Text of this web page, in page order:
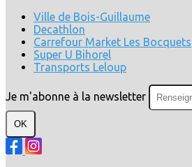
Ville de Bois-Guillaume
Decathlon
Carrefour Market Les Bocquets
Super U Bihorel
Transports Leloup
Je m'abonne à la newsletter
OK